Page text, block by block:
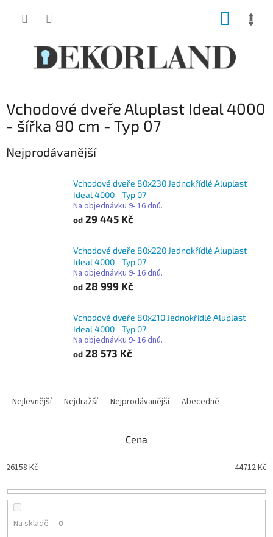
Vchodové dveře Aluplast Ideal 4000
- šířka 80 cm - Typ 07
Nejprodávanější
Vchodové dveře 80x230 Jednokřídlé Aluplast
Ideal 4000 - Typ 07
Na objednávku 9- 16 dnů.
od 29 445 Kč
Vchodové dveře 80x220 Jednokřídlé Aluplast
Ideal 4000 - Typ 07
Na objednávku 9- 16 dnů.
od 28 999 Kč
Vchodové dveře 80x210 Jednokřídlé Aluplast
Ideal 4000 - Typ 07
Na objednávku 9- 16 dnů.
od 28 573 Kč
p
o
Nejlevnější Nejdražší Nejprodávanější Abecedně
Cena
26158 Kč 44712Kč
Na skladě 0